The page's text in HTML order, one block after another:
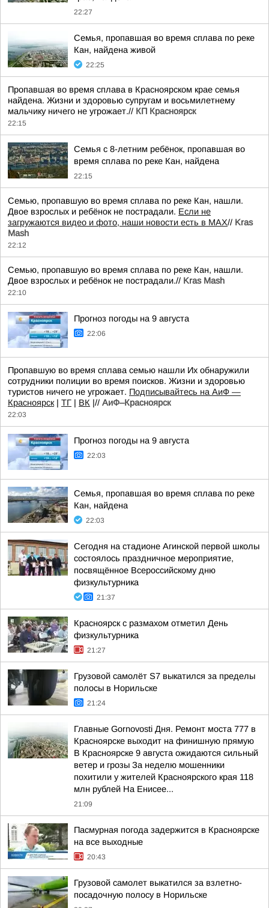
22:27
Семья, пропавшая во время сплава по реке
Кан, найдена живой
22:25
Пропавшая во время сплава в Красноярском крае семья
найдена. Жизни и здоровью супругам и восьмилетнему
мальчику ничего не угрожает.// КП Красноярск
22:15
Семья с 8-летним ребёнок, пропавшая во
время сплава по реке Кан, найдена
22:15
Семью, пропавшую во время сплава по реке Кан, нашли.
Двое взрослых и ребёнок не пострадали. Если не
загружаются видео и фото, наши новости есть в MAX// Kras
Mash
22:12
Семью, пропавшую во время сплава по реке Кан, нашли.
Двое взрослых и ребёнок не пострадали.// Kras Mash
22:10
Прогноз погоды на 9 августа
22:06
Пропавшую во время сплава семью нашли Их обнаружили
сотрудники полиции во время поисков. Жизни и здоровью
туристов ничего не угрожает. Подписывайтесь на АиФ —
Красноярск| ТГ | ВК |// АиФ–Красноярск
22:03
Прогноз погоды на 9 августа
22:03
Семья, пропавшая во время сплава по реке
Кан, найдена
22:03
Сегодня на стадионе Агинской первой школы
состоялось праздничное мероприятие,
посвящённое Всероссийскому дню
физкультурника
21:37
Красноярск с размахом отметил День
физкультурника
21:27
Грузовой самолёт S7 выкатился за пределы
полосы в Норильске
21:24
Главные Gornovosti Дня. Ремонт моста 777 в
Красноярске выходит на финишную прямую
В Красноярске 9 августа ожидаются сильный
ветер и грозы За неделю мошенники
похитили у жителей Красноярского края 118
млн рублей На Енисее...
21:09
Пасмурная погода задержится в Красноярске
на все выходные
20:43
Грузовой самолет выкатился за взлетно-
посадочную полосу в Норильске